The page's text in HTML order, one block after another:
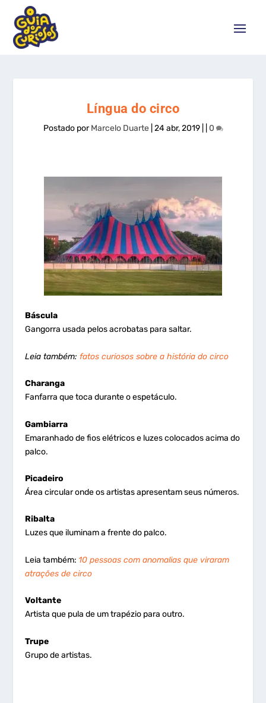
Língua do circo
Postado porMarcelo Duarte| 24 abr, 2019| 0
Báscula
Gangorra usada pelos acrobatas para saltar.
Leia também:fatos curiosos sobre a história do circo
Charanga
Fanfarra que toca durante o espetáculo.
Gambiarra
Emaranhado de fios elétricos e luzes colocados acima do
palco.
Picadeiro
Área circular onde os artistas apresentam seus números.
Ribalta
Luzes que iluminam a frente do palco.
Leia também: 10 pessoas com anomalias que viraram
atrações de circo
Voltante
Artista que pula de um trapézio para outro.
Trupe
Grupo de artistas.